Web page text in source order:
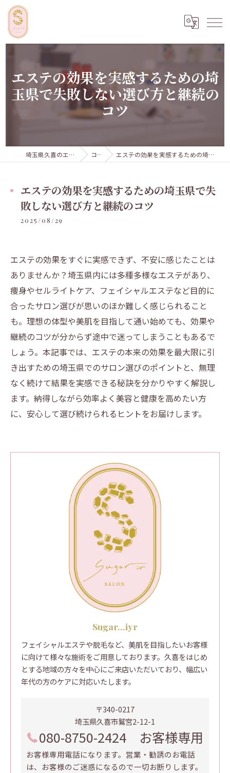
エステの効果を実感するための埼
玉県で失敗しない選び方と継続の
コツ
埼玉県久喜のエステならSugar...iyr コラム エステの効果を実感するための埼玉県で失敗しない選び方と継続のコツ
エステの効果を実感するための埼玉県で失
敗しない選び方と継続のコツ
2025/08/29
エステの効果をすぐに実感できず、不安に感じたことは
ありませんか？埼玉県内には多種多様なエステがあり、
痩身やセルライトケア、フェイシャルエステなど目的に
合ったサロン選びが思いのほか難しく感じられること
も。理想の体型や美肌を目指して通い始めても、効果や
継続のコツが分からず途中で迷ってしまうこともあるで
しょう。本記事では、エステの本来の効果を最大限に引
き出すための埼玉県でのサロン選びのポイントと、無理
なく続けて結果を実感できる秘訣を分かりやすく解説し
ます。納得しながら効率よく美容と健康を高めたい方
に、安心して選び続けられるヒントをお届けします。
Sugar...iyr
フェイシャルエステや脱毛など、美肌を目指したいお客様
に向けて様々な施術をご用意しております。久喜をはじめ
とする地域の方々を中心にご来店いただいており、幅広い
年代の方のケアに対応いたします。
〒340-0217
埼玉県久喜市鷲宮2-12-1
080-8750-2424 お客様専用
お客様専用電話になります。営業・勧誘のお電話
は、お客様のご迷惑になるので一切お断りします。